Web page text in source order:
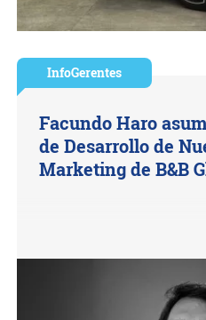
InfoGerentes
Facundo Haro
de Desarrollo de
Marketing de B&B